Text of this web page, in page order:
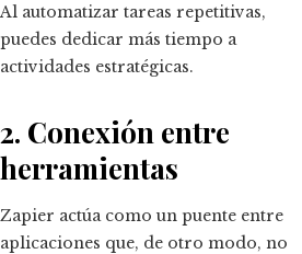
Al automatizar tareas repetitivas,
puedes dedicar más tiempo a
actividades estratégicas.
2. Conexión entre
herramientas
Zapier actúa como un puente entre
aplicaciones que, de otro modo, no